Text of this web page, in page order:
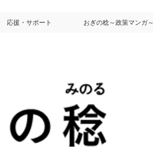
応援・サポート おぎの稔～政策マンガ～